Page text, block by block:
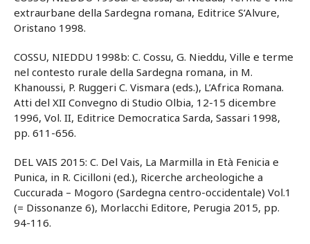
extraurbane della Sardegna romana, Editrice S’Alvure,
Oristano 1998.
COSSU, NIEDDU 1998b: C. Cossu, G. Nieddu, Ville e terme
nel contesto rurale della Sardegna romana, in M.
Khanoussi, P. Ruggeri C. Vismara (eds.), L’Africa Romana.
Atti del XII Convegno di Studio Olbia, 12-15 dicembre
1996, Vol. II, Editrice Democratica Sarda, Sassari 1998,
pp. 611-656.
DEL VAIS 2015: C. Del Vais, La Marmilla in Età Fenicia e
Punica, in R. Cicilloni (ed.), Ricerche archeologiche a
Cuccurada – Mogoro (Sardegna centro-occidentale) Vol.1
(= Dissonanze 6), Morlacchi Editore, Perugia 2015, pp.
94-116.